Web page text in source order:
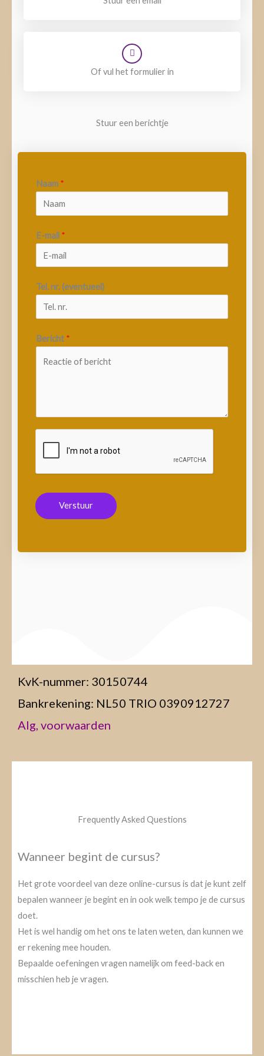
Of vul het formulier in
Stuur een berichtje
Naam *
E-mail *
Tel. nr. (eventueel)
Bericht *
Verstuur
KvK-nummer: 30150744
Bankrekening: NL50 TRIO 0390912727
Alg, voorwaarden
Frequently Asked Questions
Wanneer begint de cursus?
Het grote voordeel van deze online-cursus is dat je kunt zelf
bepalen wanneer je begint en in ook welk tempo je de cursus
doet.
Het is wel handig om het ons te laten weten, dan kunnen we
er rekening mee houden.
Bepaalde oefeningen vragen namelijk om feed-back en
misschien heb je vragen.